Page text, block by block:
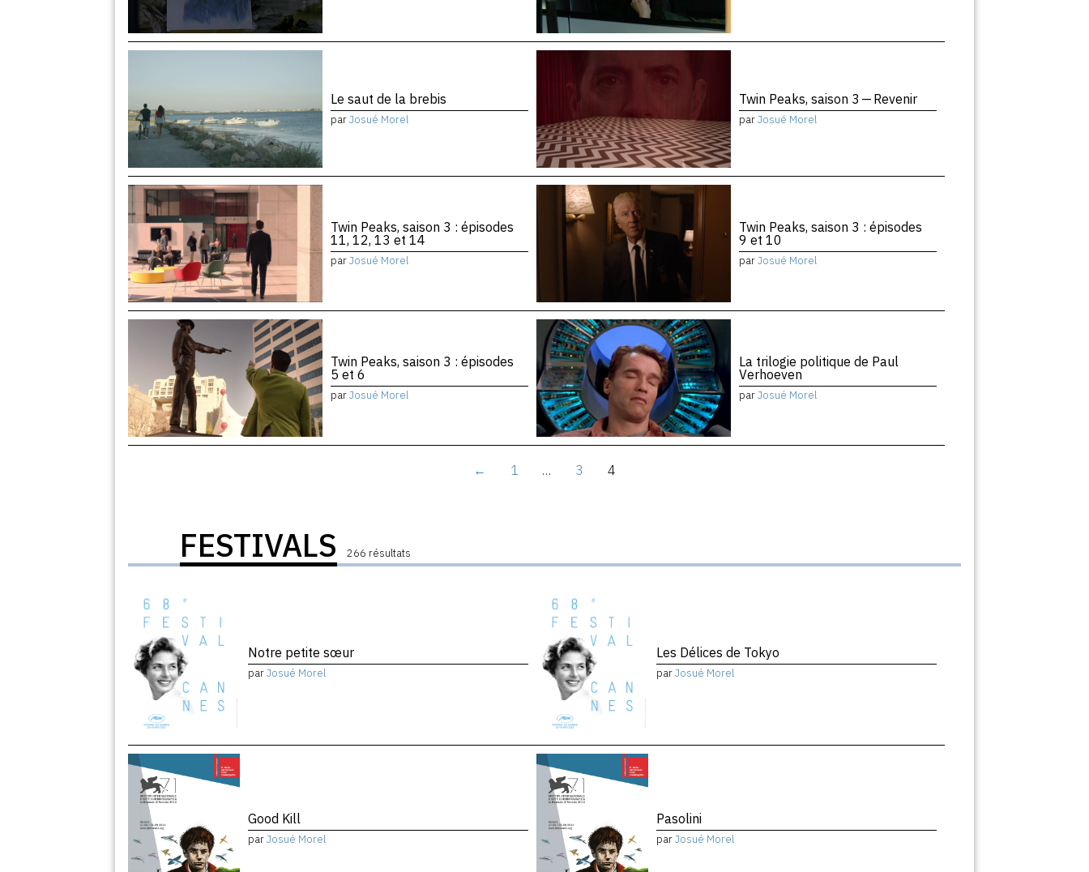
Le saut de la brebis
parJosué Morel
Twin Peaks, saison 3 — Revenir
parJosué Morel
Twin Peaks, saison 3 : épisodes
11, 12, 13 et 14
parJosué Morel
Twin Peaks, saison 3 : épisodes
9 et 10
parJosué Morel
Twin Peaks, saison 3 : épisodes
5 et 6
parJosué Morel
La trilogie politique de Paul
Verhoeven
parJosué Morel
← 1 … 3 4
FESTIVALS 266 résultats
Notre petite sœur
parJosué Morel
Les Délices de Tokyo
parJosué Morel
Good Kill
parJosué Morel
Pasolini
parJosué Morel